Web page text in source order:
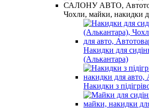
Чохли, майки, накидки
Накидки для
(Алькантара)
Накидки з